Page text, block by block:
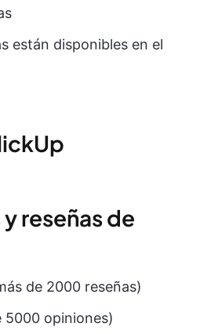
están disponibles en el
reseñas de
de 2000 reseñas)
5000 opiniones)